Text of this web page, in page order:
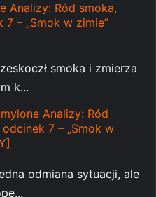
Analizy: Ród smoka,
7 – „Smok w zimie”
smoka i zmierza
k...
Analizy: Ród
7 – „Smok w
odmiana sytuacji, ale